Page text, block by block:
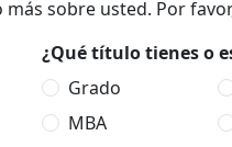
sobre usted. Por
¿Qué título tienes o
Grado
MBA